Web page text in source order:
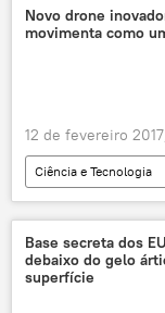
Frank-Walter
presidência
Novo drone
movimenta como
12 de fevereiro
Ciência e Tecnologia
Sociedade
drone
EUA
Base secreta dos
debaixo do gelo
superfície